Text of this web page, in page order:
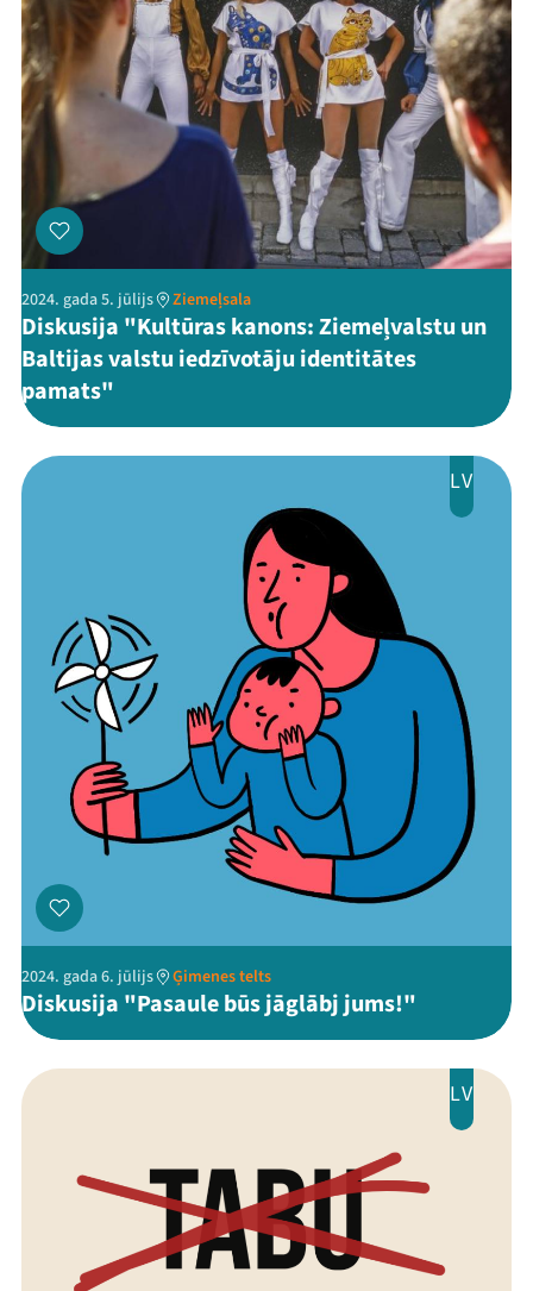
2024. gada 5. jūlijs Ziemeļsala
Diskusija "Kultūras kanons: Ziemeļvalstu un
Baltijas valstu iedzīvotāju identitātes
pamats"
LV
2024. gada 6. jūlijs Ģimenes telts
Diskusija "Pasaule būs jāglābj jums!"
LV